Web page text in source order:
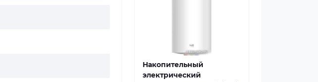
Накопительный
электрический